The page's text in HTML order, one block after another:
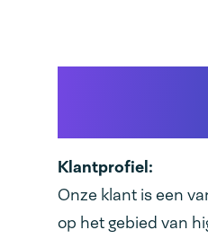
Klantprofiel:
Onze klant is een
op het gebied van